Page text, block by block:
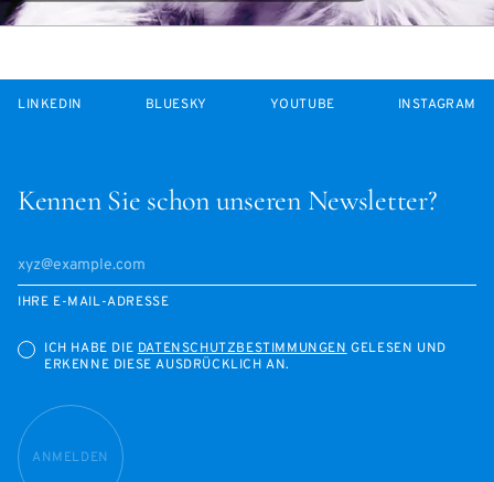
Kennen Sie schon unseren Newsletter?
IHRE E-MAIL-ADRESSE
ICH HABE DIEDATENSCHUTZBESTIMMUNGENGELESEN UND
ERKENNE DIESE AUSDRÜCKLICH AN.
ANMELDEN
LINKEDIN BLUESKY YOUTUBE INSTAGRAM